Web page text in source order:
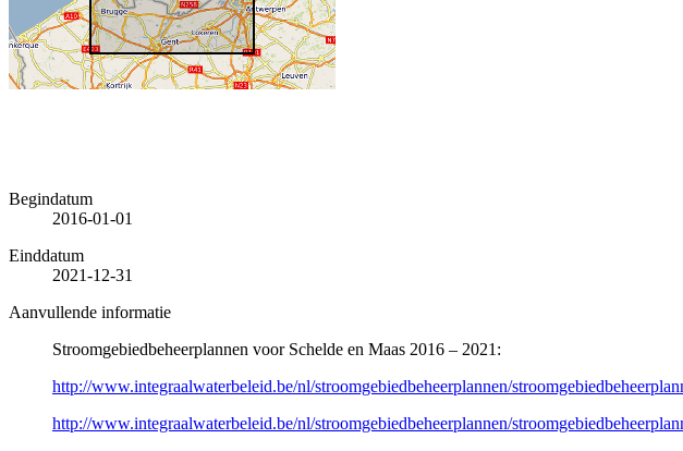
Begindatum
2016-01-01
Einddatum
2021-12-31
Aanvullende informatie
Stroomgebiedbeheerplannen voor Schelde en Maas 2016 – 2021:
http://www.integraalwaterbeleid.be/nl/stroomgebiedbeheerplannen/
http://www.integraalwaterbeleid.be/nl/stroomgebiedbeheerplannen/